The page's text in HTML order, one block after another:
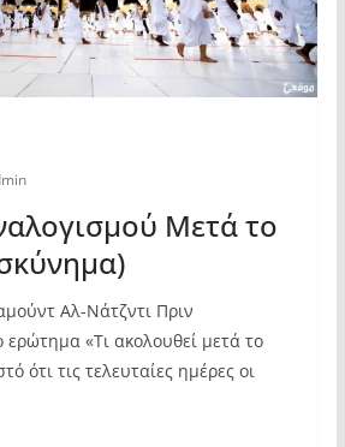
Μετά το
Αλ-Νάτζντι Πριν
«Τι ακολουθεί μετά το
ότι τις τελευταίες ημέρες οι